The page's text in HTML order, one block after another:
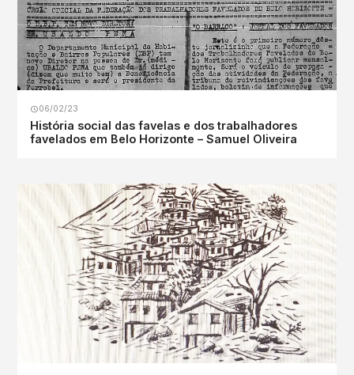
06/02/23
História social das favelas e dos trabalhadores
favelados em Belo Horizonte – Samuel Oliveira